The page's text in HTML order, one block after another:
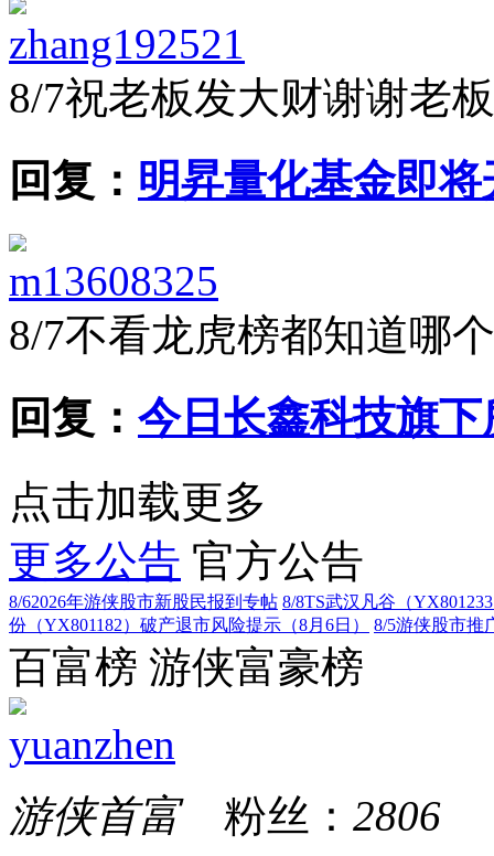
zhang192521
8/7祝老板发大财谢谢老
回复： 明昇量化基金即
m13608325
8/7不看龙虎榜都知道哪
回复： 今日长鑫科技旗
点击加载更多
更多公告 官方公告
8/62026年游侠股市新股民报到专帖 8/8TS武汉凡谷（
份（YX801182）破产退市风险提示（8月6日）
8/5游侠股市推
百富榜 游侠富豪榜
yuanzhen
游侠首富粉丝： 2806